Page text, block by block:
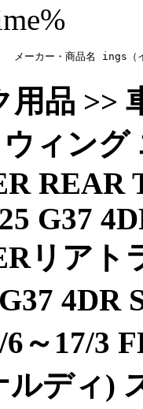
カー・商品名 ings（イ
品 >>
ィング
REAR
G37
リアト
4DR
6～17/3
ルディ)